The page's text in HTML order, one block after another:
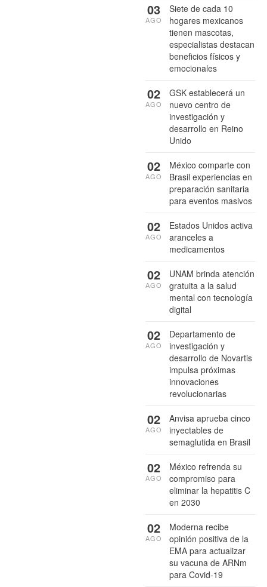
Siete de cada 10
hogares mexicanos
tienen mascotas,
especialistas destacan
beneficios físicos y
emocionales
03
AGO
GSK establecerá un
nuevo centro de
investigación y
desarrollo en Reino
Unido
02
AGO
México comparte con
Brasil experiencias en
preparación sanitaria
para eventos masivos
02
AGO
Estados Unidos activa
aranceles a
medicamentos
02
AGO
UNAM brinda atención
gratuita a la salud
mental con tecnología
digital
02
AGO
Departamento de
investigación y
desarrollo de Novartis
impulsa próximas
innovaciones
revolucionarias
02
AGO
Anvisa aprueba cinco
inyectables de
semaglutida en Brasil
02
AGO
México refrenda su
compromiso para
eliminar la hepatitis C
en 2030
02
AGO
Moderna recibe
opinión positiva de la
EMA para actualizar
su vacuna de ARNm
para Covid-19
02
AGO